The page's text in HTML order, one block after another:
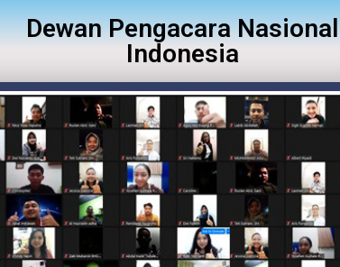
Dewan Pengacara Nasional
Indonesia